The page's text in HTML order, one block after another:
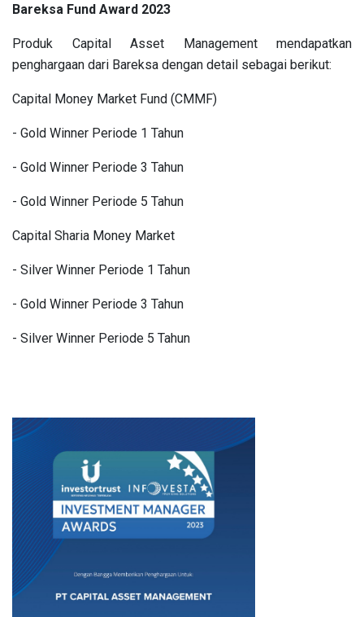
Bareksa Fund Award 2023
Produk Capital Asset Management mendapatkan
penghargaan dari Bareksa dengan detail sebagai berikut:
Capital Money Market Fund (CMMF)
- Gold Winner Periode 1 Tahun
- Gold Winner Periode 3 Tahun
- Gold Winner Periode 5 Tahun
Capital Sharia Money Market
- Silver Winner Periode 1 Tahun
- Gold Winner Periode 3 Tahun
- Silver Winner Periode 5 Tahun